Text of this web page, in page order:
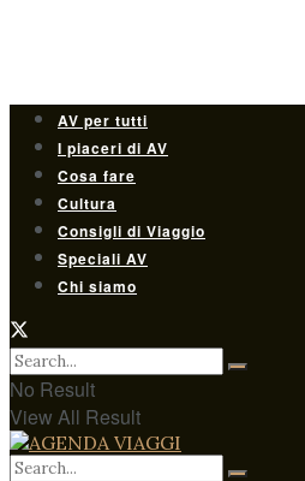
AV per tutti
I piaceri di AV
Cosa fare
Cultura
Consigli di Viaggio
Speciali AV
Chi siamo
No Result
View All Result